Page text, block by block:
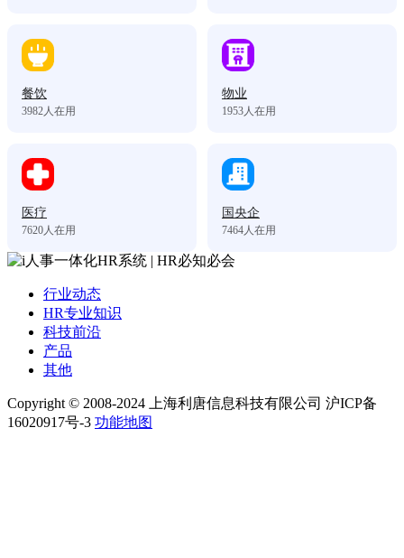
餐饮
3982人在用
物业
1953人在用
医疗
7620人在用
国央企
7464人在用
行业动态
HR专业知识
科技前沿
产品
其他
Copyright © 2008-2024 上海利唐信息科技有限公司 沪ICP备
16020917号-3 功能地图